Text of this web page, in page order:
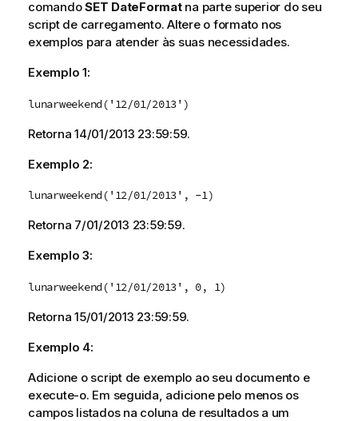
comandoSET DateFormatna parte superior do seu
script de carregamento. Altere o formato nos
exemplos para atender às suas necessidades.
Exemplo 1:
lunarweekend('12/01/2013')
Retorna 14/01/2013 23:59:59.
Exemplo 2:
lunarweekend('12/01/2013', -1)
Retorna 7/01/2013 23:59:59.
Exemplo 3:
lunarweekend('12/01/2013', 0, 1)
Retorna 15/01/2013 23:59:59.
Exemplo 4:
Adicione o script de exemplo ao seu documento e
execute-o. Em seguida, adicione pelo menos os
campos listados na coluna de resultados a um